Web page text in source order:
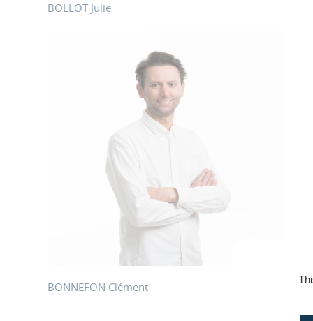
BOLLOT Julie
BONNEFON Clément